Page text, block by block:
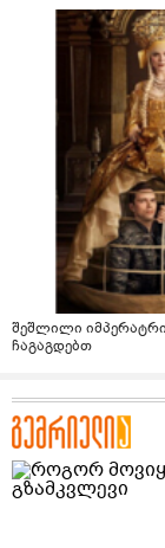
შეშლილი
ჩაგაგდებთ